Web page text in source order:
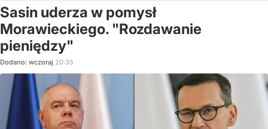
Sasin uderza w pomysł
Morawieckiego. "Rozdawanie
pieniędzy"
Dodano: wczoraj 20:35